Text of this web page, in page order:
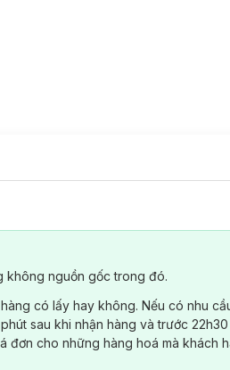
không nguồn gốc trong đó.
có lấy hay không. Nếu có nhu
sau khi nhận hàng và trước
đơn cho những hàng hoá mà khách